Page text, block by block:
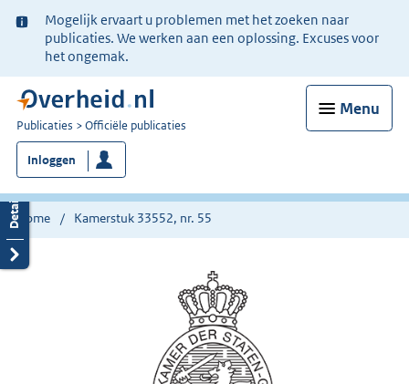
Ter
informatie:
Mogelijk ervaart u problemen met het zoeken naar
publicaties. We werken aan een oplossing. Excuses voor
het ongemak.
Menu
U
bent
nu
hier:
Publicaties Officiële publicaties
Inloggen
Home Kamerstuk 33552, nr. 55